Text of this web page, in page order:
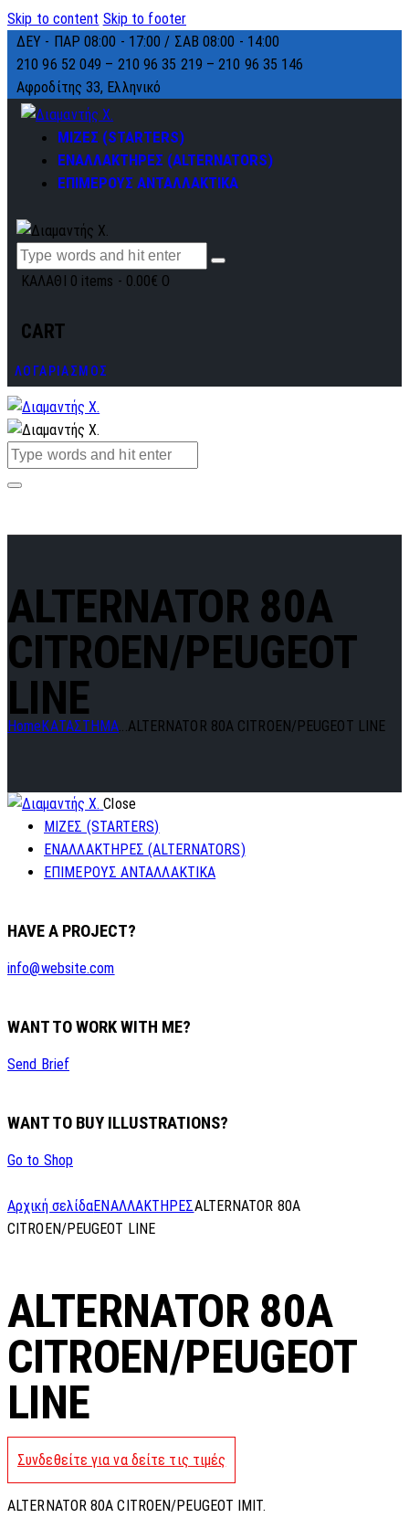
Skip to content Skip to footer
ΔΕΥ - ΠΑΡ 08:00 - 17:00 / ΣΑΒ 08:00 - 14:00
210 96 52 049 – 210 96 35 219 –210 96 35 146
Αφροδίτης 33, Ελληνικό
ΜΙΖΕΣ (STARTERS)
ΕΝΑΛΛΑΚΤΗΡΕΣ (ALTERNATORS)
ΕΠΙΜΕΡΟΥΣ ΑΝΤΑΛΛΑΚΤΙΚΑ
ΚΑΛΑΘΙ 0 items - 0.00€ 0
CART
ΛΟΓΑΡΙΑΣΜΟΣ
ALTERNATOR 80A
CITROEN/PEUGEOT
LINE
Home ΚΑΤΑΣΤΗΜΑ...ALTERNATOR 80A CITROEN/PEUGEOT LINE
Close
ΜΙΖΕΣ (STARTERS)
ΕΝΑΛΛΑΚΤΗΡΕΣ (ALTERNATORS)
ΕΠΙΜΕΡΟΥΣ ΑΝΤΑΛΛΑΚΤΙΚΑ
HAVE A PROJECT?
info@website.com
WANT TO WORK WITH ME?
Send Brief
WANT TO BUY ILLUSTRATIONS?
Go to Shop
Αρχική σελίδαΕΝΑΛΛΑΚΤΗΡΕΣALTERNATOR 80A
CITROEN/PEUGEOT LINE
ALTERNATOR 80A
CITROEN/PEUGEOT
LINE
Συνδεθείτε για να δείτε τις τιμές
ALTERNATOR 80A CITROEN/PEUGEOT IMIT.